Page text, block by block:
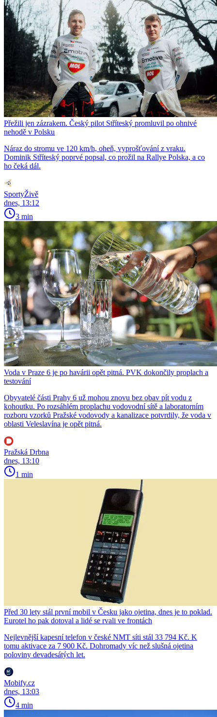
Přežili jen zázrakem. Český pilot Stříteský promluvil po ohnivé
nehodě v Polsku
Náraz do stromu ve 120 km/h, oheň, vyprošťování z vraku.
Dominik Stříteský poprvé popsal, co prožil na Rallye Polska, a co
ho čeká dál.
SportyŽivě
dnes, 13:12
3 min
Voda v Praze 6 je po havárii opět pitná. PVK dokončily proplach a
testování
Obyvatelé části Prahy 6 už mohou znovu bez obav pít vodu z
kohoutku. Po rozsáhlém proplachu vodovodní sítě a laboratorním
rozboru vzorků Pražské vodovody a kanalizace potvrdily, že voda v
oblasti Veleslavína je opět pitná.
Pražská Drbna
dnes, 13:10
1 min
Před 30 lety stál první mobil v Česku jako ojetina, dnes je to poklad.
Eurotel ho pak dotoval a lidé se rvali ve frontách
Nejlevnější kapesní telefon v české NMT síti stál 33 794 Kč. K
tomu aktivace za 7 900 Kč. Dohromady víc než slušná ojetina
poloviny devadesátých let.
Mobify.cz
dnes, 13:03
4 min